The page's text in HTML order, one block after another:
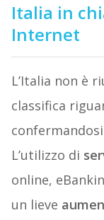
Italia in
Internet
L’Italia non è
classifica
L’utilizzo di
online,
un lieve